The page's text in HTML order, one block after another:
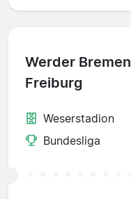
Werder Bremen
Freiburg
Weserstadion
Bundesliga